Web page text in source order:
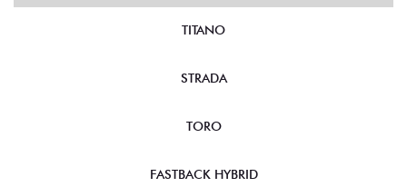
TITANO
STRADA
TORO
FASTBACK HYBRID